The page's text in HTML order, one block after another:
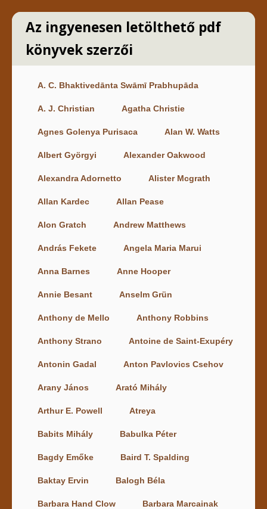
Az ingyenesen letölthető pdf
könyvek szerzői
A. C. Bhaktivedānta Swāmī Prabhupāda
A. J. Christian Agatha Christie
Agnes Golenya Purisaca Alan W. Watts
Albert Györgyi Alexander Oakwood
Alexandra Adornetto Alister Mcgrath
Allan Kardec Allan Pease
Alon Gratch Andrew Matthews
András Fekete Angela Maria Marui
Anna Barnes Anne Hooper
Annie Besant Anselm Grün
Anthony de Mello Anthony Robbins
Anthony Strano Antoine de Saint-Exupéry
Antonin Gadal Anton Pavlovics Csehov
Arany János Arató Mihály
Arthur E. Powell Atreya
Babits Mihály Babulka Péter
Bagdy Emőke Baird T. Spalding
Baktay Ervin Balogh Béla
Barbara Hand Clow Barbara Marcainak